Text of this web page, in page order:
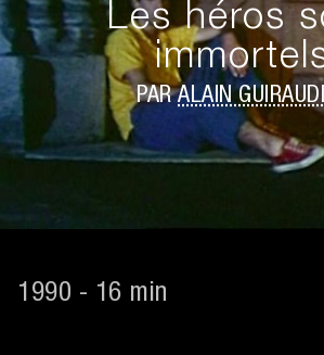
Les héros
PAR ALAIN
1990 - 16 min